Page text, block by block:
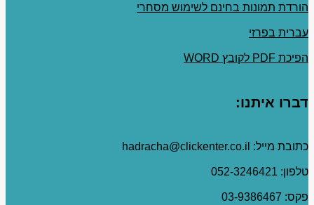
הורדת תמונות בחינם לשימוש מסחרי
עברית בפרזי
הפיכת PDF לקובץ WORD
דברו איתנו:
כתובת מייל: hadracha@clickenter.co.il
טלפון: 052-3246421
פקס: 03-9386467